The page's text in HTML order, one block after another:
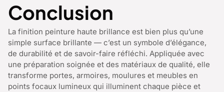
Conclusion
La finition peinture haute brillance est bien plus qu’une
simple surface brillante — c’est un symbole d’élégance,
de durabilité et de savoir-faire réfléchi. Appliquée avec
une préparation soignée et des matériaux de qualité, elle
transforme portes, armoires, moulures et meubles en
points focaux lumineux qui illuminent chaque pièce et